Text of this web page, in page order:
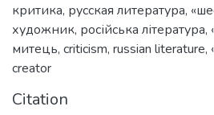
критика, русская литература,
художник, російська література,
митець, criticism, russian literature,
creator
Citation